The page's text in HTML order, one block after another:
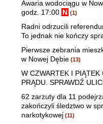
Awaria wodociągu w
godz. 17:00 N (1)
Radni odrzucili
To jednak nie kończy
Pierwsze zebrania
w Nowej Dębie (13)
W CZWARTEK I PIĄTEK
PRĄDU. SPRAWDŹ
62 zarzuty dla 11
zakończyli śledztwo w
narkotykowej (11)